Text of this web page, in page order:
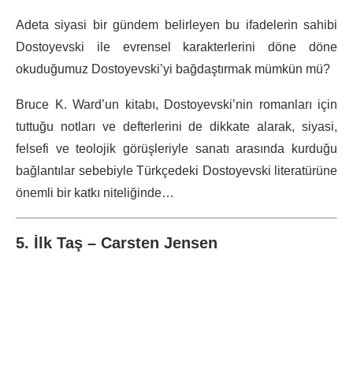
Adeta siyasi bir gündem belirleyen bu ifadelerin sahibi
Dostoyevski ile evrensel karakterlerini döne döne
okuduğumuz Dostoyevski’yi bağdaştırmak mümkün mü?
Bruce K. Ward’un kitabı, Dostoyevski’nin romanları için
tuttuğu notları ve defterlerini de dikkate alarak, siyasi,
felsefi ve teolojik görüşleriyle sanatı arasında kurduğu
bağlantılar sebebiyle Türkçedeki Dostoyevski literatürüne
önemli bir katkı niteliğinde…
5. İlk Taş – Carsten Jensen